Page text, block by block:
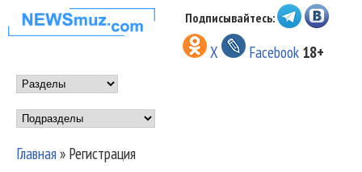
Перейти к основному
содержанию
НОВОСТИ
МУЗЫКИ И
ШОУ БИЗНЕСА
NEWSMUZ.COM
Подписывайтесь:
X Facebook 18+
Main menu
Подразделы
Главная» Регистрация